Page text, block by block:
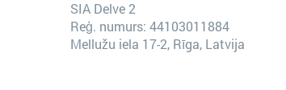
SIA Delve 2
Reģ. numurs: 44103011884
Mellužu iela 17-2, Rīga, Latvija